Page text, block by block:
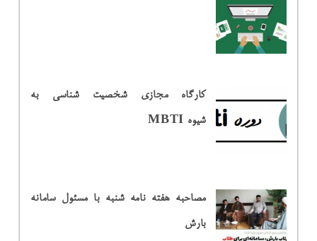
کارگاه مجازی شخصیت شناسی به
شیوه MBTI
مصاحبه هفته نامه شنبه با مسئول سامانه
بارش